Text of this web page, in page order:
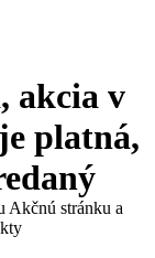
akcia v
platná,
Akčnú stránku a